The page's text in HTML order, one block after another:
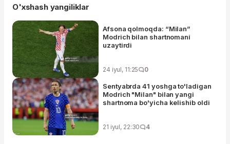
O'xshash yangiliklar
Afsona qolmoqda: “Milan”
Modrich bilan shartnomani
uzaytirdi
24 iyul, 11:25 0
Sentyabrda 41 yoshga to'ladigan
Modrich "Milan" bilan yangi
shartnoma bo'yicha kelishib oldi
21 iyul, 22:30 4